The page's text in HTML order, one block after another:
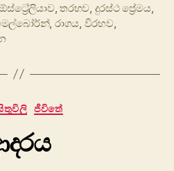
ඕස්ට්‍රේලියාව,තරහව දුරස්ථ ප්‍රේමය
, රාගය විරහව,
Categories
ජීවිතේ